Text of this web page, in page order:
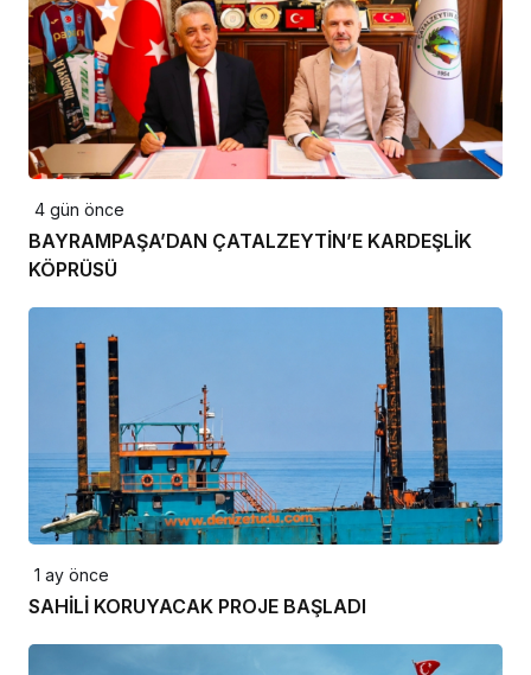
4 gün önce
BAYRAMPAŞA’DAN ÇATALZEYTİN’E KARDEŞLİK
KÖPRÜSÜ
1 ay önce
SAHİLİ KORUYACAK PROJE BAŞLADI